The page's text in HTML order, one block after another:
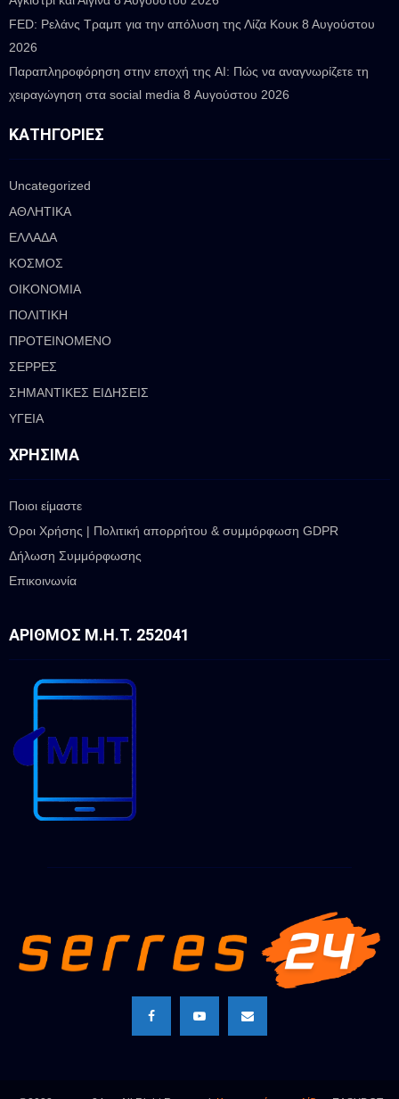
FED: Ρελάνς Τραμπ για την απόλυση της Λίζα Κουκ 8 Αυγούστου
2026
Παραπληροφόρηση στην εποχή της AI: Πώς να αναγνωρίζετε τη
χειραγώγηση στα social media 8 Αυγούστου 2026
ΚΑΤΗΓΟΡΊΕΣ
Uncategorized
ΑΘΛΗΤΙΚΑ
ΕΛΛΑΔΑ
ΚΟΣΜΟΣ
ΟΙΚΟΝΟΜΙΑ
ΠΟΛΙΤΙΚΗ
ΠΡΟΤΕΙΝΟΜΕΝΟ
ΣΕΡΡΕΣ
ΣΗΜΑΝΤΙΚΕΣ ΕΙΔΗΣΕΙΣ
ΥΓΕΙΑ
ΧΡΉΣΙΜΑ
Ποιοι είμαστε
Όροι Χρήσης | Πολιτική απορρήτου & συμμόρφωση GDPR
Δήλωση Συμμόρφωσης
Επικοινωνία
ΑΡΙΘΜΌΣ Μ.Η.Τ. 252041